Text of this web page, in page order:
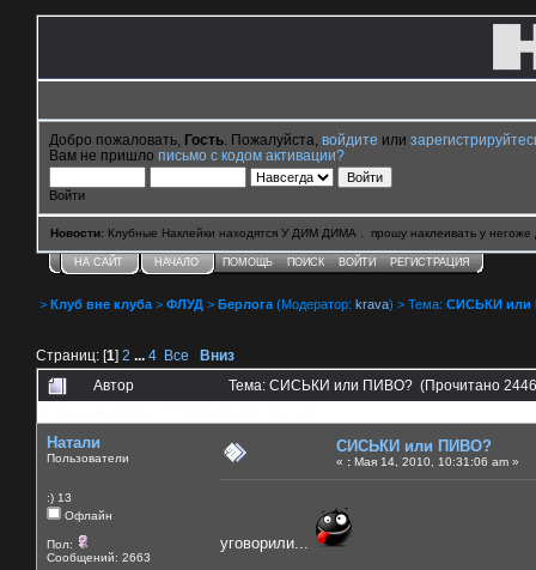
Добро пожаловать, Гость . Пожалуйста, войдите или
Вам не пришло письмо с кодом активации?
Войти
Новости: Клубные Наклейки находятся У ДИМ ДИМА . прошу наклеивать у негоже
НА САЙТ НАЧАЛО ПОМОЩЬ ПОИСК ВОЙТИ РЕГИСТРАЦИЯ
> Клуб вне клуба > ФЛУД > Берлога (Модератор: krava) > Тема: СИСЬКИ или
Страниц: [1] 2 ... 4 Все
Вниз
Автор
Тема: СИСЬКИ или ПИВО? (Прочитано
Натали
Пользователи
:) 13
Офлайн
Пол:
Сообщений: 2663
СИСЬКИ или ПИВО?
« : Мая 14, 2010, 10:31:06 am »
уговорили...